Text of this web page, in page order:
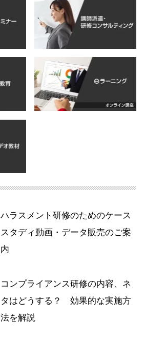
ハラスメント研修のためのケース
スタディ動画・データ販売のご案
内
コンプライアンス研修の内容、ネ
タはどうする？ 効果的な実施方
法を解説